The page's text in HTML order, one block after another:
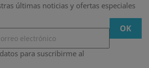
últimas noticias y ofertas especiales
para suscribirme al